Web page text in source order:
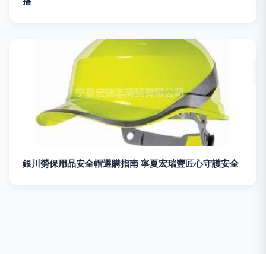
銀川勞保用品安全帽選購指南 寧夏宏瑞豐匠心守護安全